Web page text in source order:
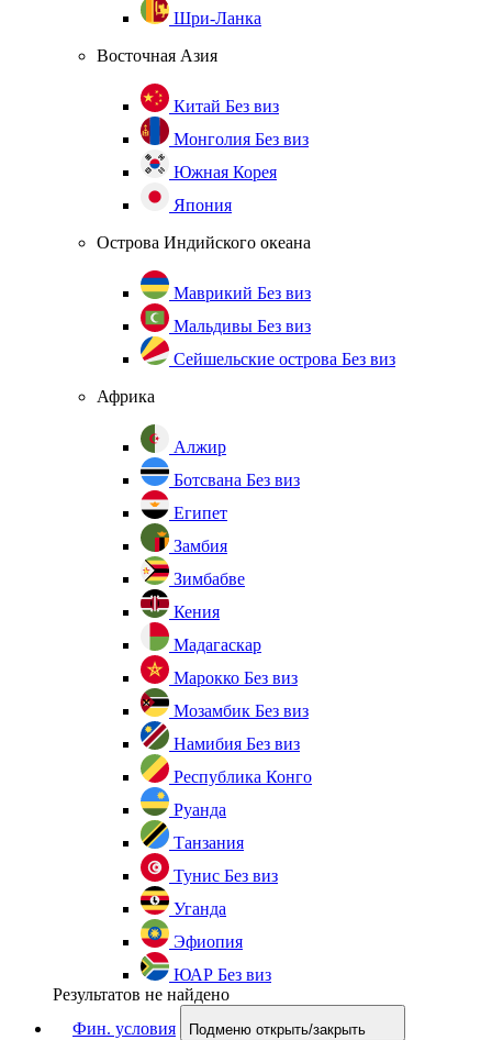
Шри-Ланка
Восточная Азия
Китай Без виз
Монголия Без виз
Южная Корея
Япония
Острова Индийского океана
Маврикий Без виз
Мальдивы Без виз
Сейшельские острова Без виз
Африка
Алжир
Ботсвана Без виз
Египет
Замбия
Зимбабве
Кения
Мадагаскар
Марокко Без виз
Мозамбик Без виз
Намибия Без виз
Республика Конго
Руанда
Танзания
Тунис Без виз
Уганда
Эфиопия
ЮАР Без виз
Результатов не найдено
Фин. условия
Подменю открыть/закрыть